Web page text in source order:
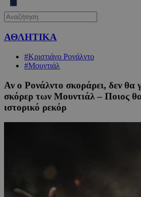
ΑΘΛΗΤΙΚΑ
#Κριστιάνο Ρονάλντο
#Μουντιάλ
Αν ο Ρονάλντο σκοράρει, δεν θα
σκόρερ των Μουντιάλ – Ποιος
ιστορικό ρεκόρ